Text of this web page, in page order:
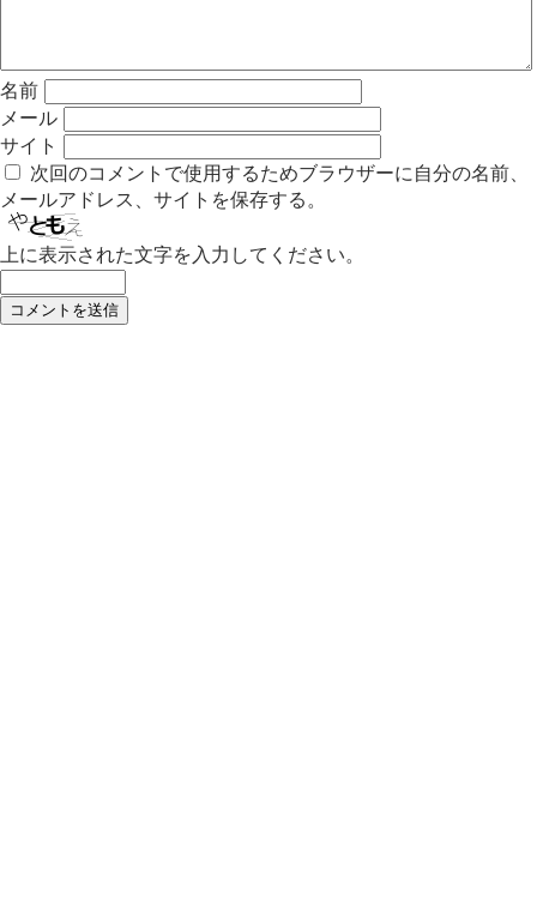
名前
メール
サイト
次回のコメントで使用するためブラウザーに自分の名前、
メールアドレス、サイトを保存する。
上に表示された文字を入力してください。